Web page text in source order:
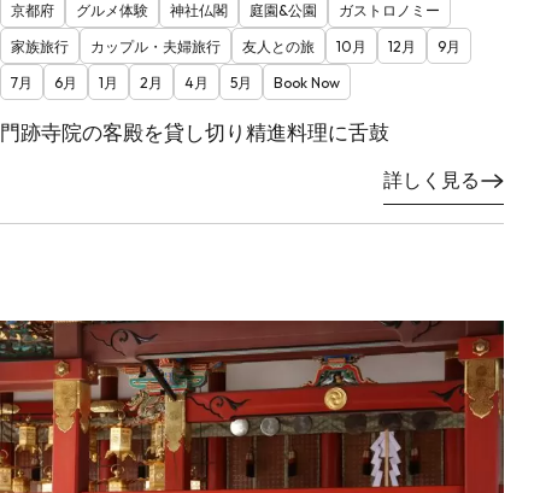
京都府 グルメ体験 神社仏閣 庭園&公園
ガストロノミー
家族旅行
カップル・夫婦旅行 友人との旅 10月 12月
9月
7月
6月 1月 2月 4月 5月 Book Now
門跡寺院の客殿を貸し切り精進料理に舌鼓
詳しく見る